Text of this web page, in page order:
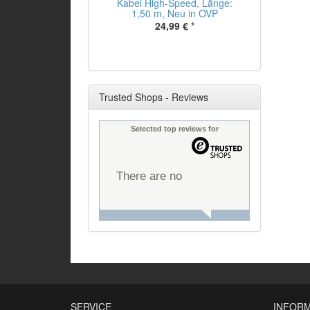
Kabel High-Speed, Länge:
1,50 m, Neu in OVP
24,99 € *
Trusted Shops - Reviews
Selected top reviews for
There are no
SERVICE